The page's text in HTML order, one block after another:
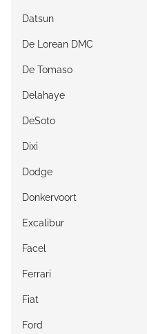
Datsun
De Lorean DMC
De Tomaso
Delahaye
DeSoto
Dixi
Dodge
Donkervoort
Excalibur
Facel
Ferrari
Fiat
Ford